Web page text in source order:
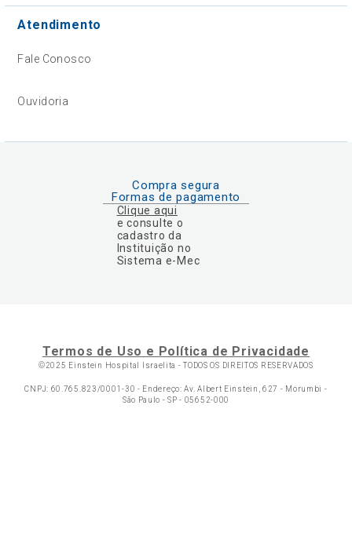
Atendimento
Fale Conosco
Ouvidoria
Compra segura
Formas de pagamento
Clique aqui
e consulte o
cadastro da
Instituição no
Sistema e-Mec
Termos de Uso e Política de Privacidade
©2025 Einstein Hospital Israelita -TODOS OS DIREITOS RESERVADOS
CNPJ: 60.765.823/0001-30 - Endereço: Av. Albert Einstein, 627 - Morumbi -
São Paulo - SP - 05652-000